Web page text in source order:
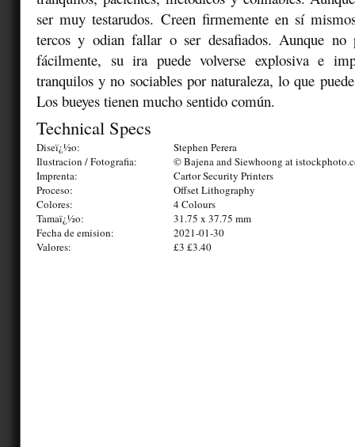
ser muy testarudos. Creen firmemente en sí
tercos y odian fallar o ser desafiados. Aunque no
fácilmente, su ira puede volverse explosiva e
tranquilos y no sociables por naturaleza, lo que
Los bueyes tienen mucho sentido común.
Technical Specs
Diseï¿½o:
Stephen Perera
Ilustracion / Fotografia:
© Bajena and Siewhoong at
Imprenta:
Cartor Security Printers
Proceso:
Offset Lithography
Colores:
4 Colours
Tamaï¿½o:
31.75 x 37.75 mm
Fecha de emision:
2021-01-30
Valores:
£3 £3.40